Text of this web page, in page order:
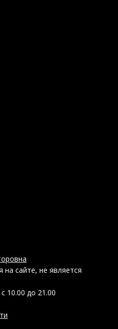
сайте, не является
10.00 до 21.00